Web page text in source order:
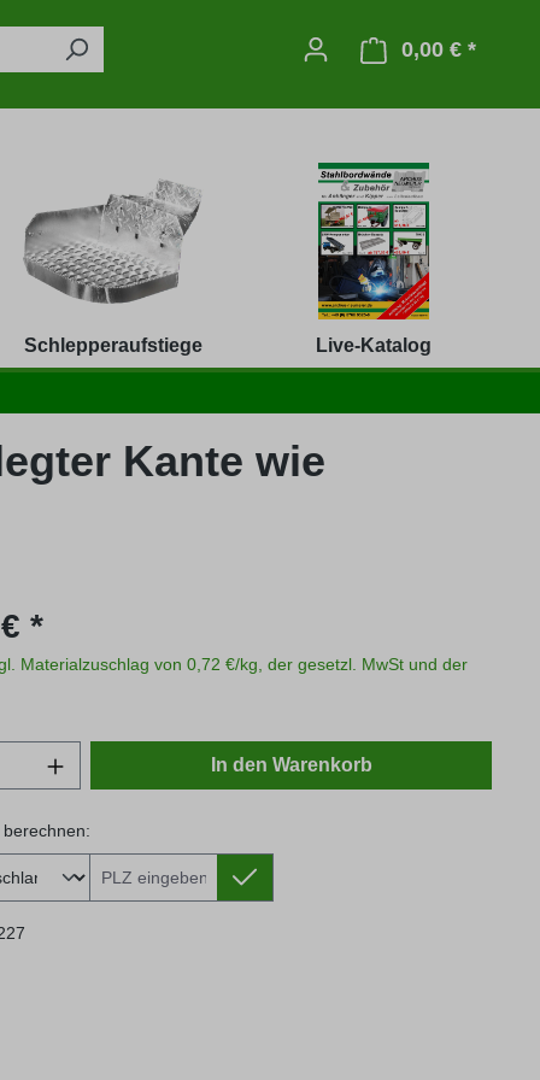
0,00 € *
Schlepperaufstiege Live-Katalog
Kante wie
*
Materialzuschlag von 0,72 €/kg, der gesetzl. MwSt und der
Gib den gewünschten Wert ein
In den Warenkorb